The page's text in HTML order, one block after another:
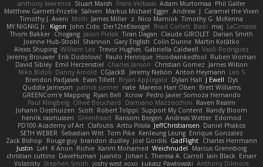
anthony lawrence Stuart Marsh Frans Verbaas Adam Murtomaa Phil Galler
Matthew Garnett-Frizelle Saliven Markus Michael Egger Andrew J Caramel the Vixen
Timothy J. Aveni Moth James Miller z Nico Marniok Timothy G. McKenna
MY.NIGNIG Jr. Kigon John Cido Der12teEisvogel Brad Corlett Basti maj LaCimaise
Thom Bakker Chogang Jason Pielak Tiran Dagan Claude GIROLET Darian Smith
Joenne Hub-Strobl Shannon Gary English Colin Dunne Martin Koťátko
Alexis Shuping William Lee Trevor Hughes Gabriella Caldwell Vasili Rodriguez
Jeremy Brouwer Erik Dodolović Paulo Henrique Hoodwinkedfool Ruben Vroman
David Sibley Emil Herzenstiel Charles Janson Christian Gomez James Wilson
Niko Bidoli Danny Arnold CGJackB Jeremy Nelson Anton Heymann Leo S
Brendon Padjasek Evan Tillett Bryan Applegate Dylan Hall J Ewell Dys
Quddle Jameson patrick siemer nate Mareno Harr Olsen Brett Williams
GREENCom'e Mapping Ryan Bell Xcrow Pedro Javier Somoza Hernando
Paul Klingberg Olivié Bouchard Damiano Mazzocchini Raven Realm
Johann Oosthuizen Scott Robert Tolppi: Support My Content Randy Bloom
henrik rasmussen Greenheart Ransom Bergen Andreas Wetter Edomod
PD100 Academy of Art Clafoutis Arttu Piisila JeffChristiansen Daniel Phakos
SETH WEBER Sebastian Witt Tom Pike Kenleung Leung Enrique Gonzalez
Zack Bishop
Rouge guy brandon dudley Joel Gordils GadFlight Charles Herrmann
Justin
LvH K Anon Richie Karim Mohamed Weichnudel
Marcus Grennborg
christian cuttino DaveHuman juanito Johan L Theresa A. Carroll Iain Black Einarr
Volatility Stephen Smith joshy west xoxo Łukasz Pawłowski Anthony Dilmore